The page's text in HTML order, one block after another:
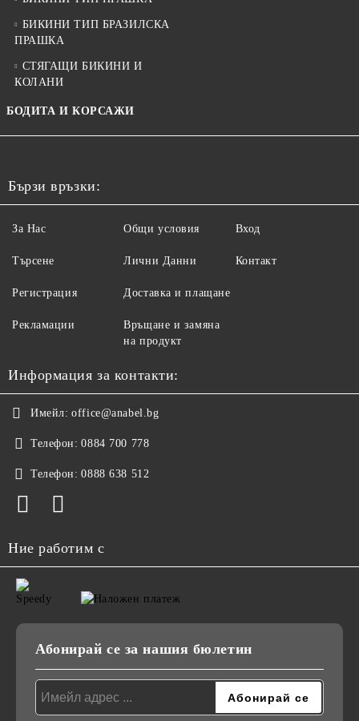
БИКИНИ ТИП БРАЗИЛСКА
ПРАШКА
СТЯГАЩИ БИКИНИ И
КОЛАНИ
БОДИТА И КОРСАЖИ
Бързи връзки:
За Нас
Търсене
Регистрация
Рекламации
Общи условия
Лични Данни
Доставка и плащане
Връщане и замяна
на продукт
Вход
Контакт
Информация за контакти:
Имейл: office@anabel.bg
Телефон: 0884 700 778
Телефон: 0888 638 512
Ние работим с
Абонирай се за нашия бюлетин